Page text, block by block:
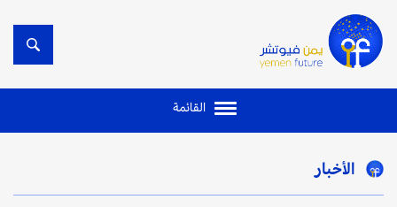
القائمة
الأخبار